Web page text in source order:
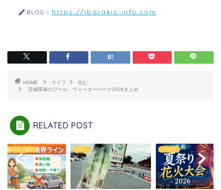
BLOG： https://ibarakis-info.com
HOME ライフ
住む
茨城県南のプール・ウォーターパーク2026まとめ
RELATED POST
茨城Uターン移住 グルメ イベント